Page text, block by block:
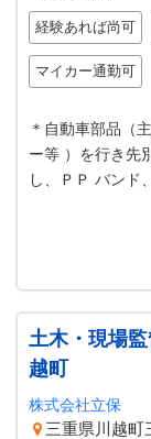
経験あれば尚可
マイカー通勤可
＊自動車部品（
ー等 ）を行き先
し、ＰＰ バンド
土木・現場
越町
株式会社立保
三重県川越